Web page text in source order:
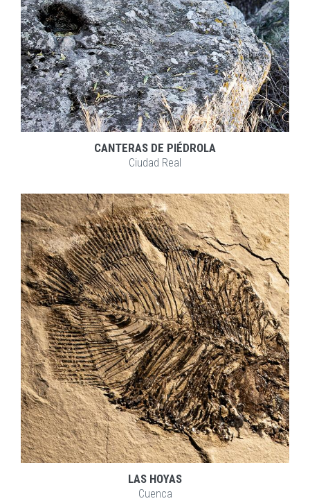
EXPLORAR ZOOM
CANTERAS DE PIÉDROLA
Ciudad Real
LAS HOYAS
Cuenca